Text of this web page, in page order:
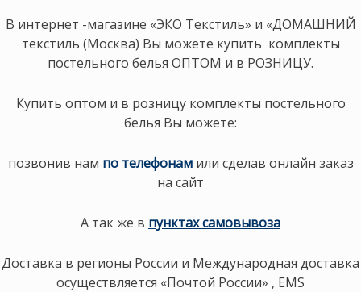
В интернет -магазине «ЭКО Текстиль» и «ДОМАШНИЙ
текстиль (Москва) Вы можете купить комплекты
постельного белья ОПТОМ и в РОЗНИЦУ.
Купить оптом и в розницу комплекты постельного
белья Вы можете:
позвонив нам по телефонам или сделав онлайн заказ
на сайт
А так же в пунктах самовывоза
Доставка в регионы России и Международная доставка
осуществляется «Почтой России» , EMS